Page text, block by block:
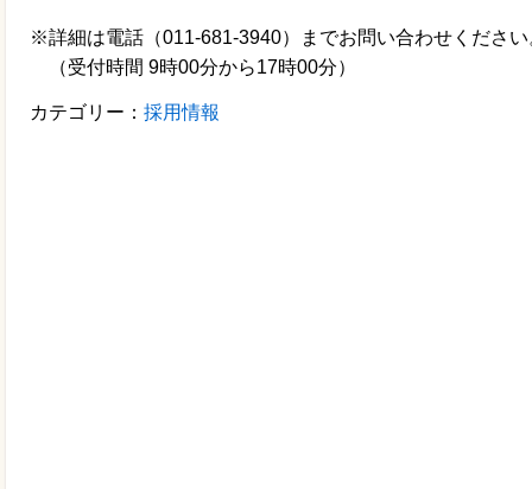
※詳細は電話（011-681-3940）までお問い合わせください
（受付時間 9時00分から17時00分）
カテゴリー： 採用情報